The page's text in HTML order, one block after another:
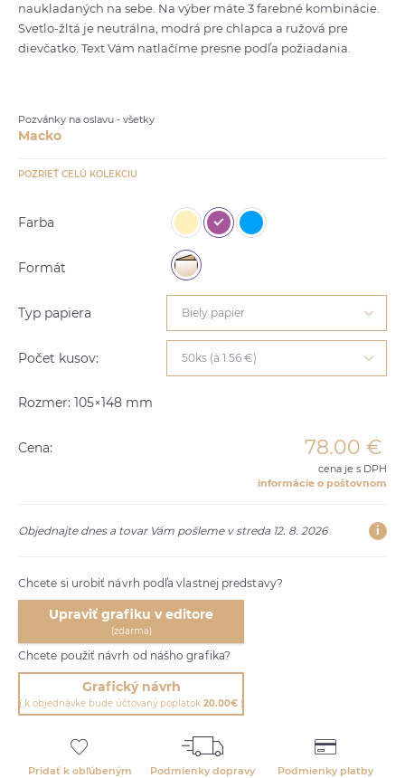
naukladaných na sebe. Na výber máte 3 farebné kombinácie.
Svetlo-žltá je neutrálna, modrá pre chlapca a ružová pre
dievčatko. Text Vám natlačíme presne podľa požiadania.
Pozvánky na oslavu - všetky
Macko
POZRIEŤ CELÚ KOLEKCIU
Farba
Formát
Typ papiera Biely papier
Počet kusov: 50ks (à 1.56 €)
Rozmer: 105×148 mm
Cena: 78.00 €
cena je s DPH
informácie o poštovnom
Objednajte dnes a tovar Vám pošleme v streda 12. 8. 2026 i
Chcete si urobiť návrh podľa vlastnej predstavy?
Upraviť grafiku v editore
(zdarma)
Chcete použiť návrh od nášho grafika?
Grafický návrh
( k objednávke bude účtovaný poplatok 20.00€ )
Pridať k obľúbeným Podmienky dopravy Podmienky platby